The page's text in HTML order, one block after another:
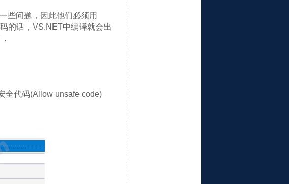
些问题，因此他们必须用
的话，VS.NET中编译就会出
全代码(Allow unsafe code)